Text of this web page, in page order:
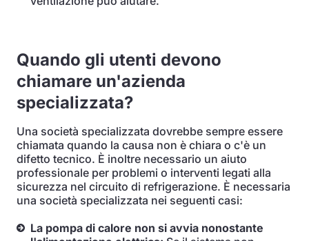
Quando gli utenti devono
chiamare un'azienda
specializzata?
Una società specializzata dovrebbe sempre essere
chiamata quando la causa non è chiara o c'è un
difetto tecnico. È inoltre necessario un aiuto
professionale per problemi o interventi legati alla
sicurezza nel circuito di refrigerazione. È necessaria
una società specializzata nei seguenti casi:
La pompa di calore non si avvia nonostante